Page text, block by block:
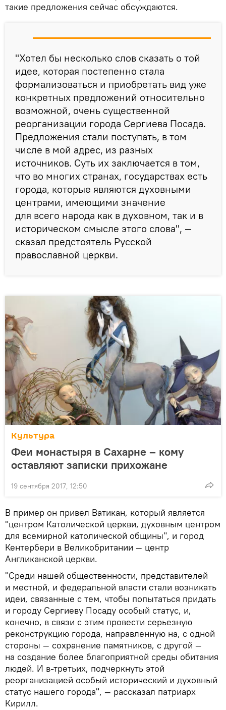
такие предложения сейчас обсуждаются.
"Хотел бы несколько слов сказать о той
идее, которая постепенно стала
формализоваться и приобретать вид уже
конкретных предложений относительно
возможной, очень существенной
реорганизации города Сергиева Посада.
Предложения стали поступать, в том
числе в мой адрес, из разных
источников. Суть их заключается в том,
что во многих странах, государствах есть
города, которые являются духовными
центрами, имеющими значение
для всего народа как в духовном, так и в
историческом смысле этого слова", —
сказал предстоятель Русской
православной церкви.
Культура
Феи монастыря в Сахарне – кому
оставляют записки прихожане
19 сентября 2017, 12:50
В пример он привел Ватикан, который является
"центром Католической церкви, духовным центром
для всемирной католической общины", и город
Кентербери в Великобритании — центр
Англиканской церкви.
"Среди нашей общественности, представителей
и местной, и федеральной власти стали возникать
идеи, связанные с тем, чтобы попытаться придать
и городу Сергиеву Посаду особый статус, и,
конечно, в связи с этим провести серьезную
реконструкцию города, направленную на, с одной
стороны — сохранение памятников, с другой —
на создание более благоприятной среды обитания
людей. И в-третьих, подчеркнуть этой
реорганизацией особый исторический и духовный
статус нашего города", — рассказал патриарх
Кирилл.